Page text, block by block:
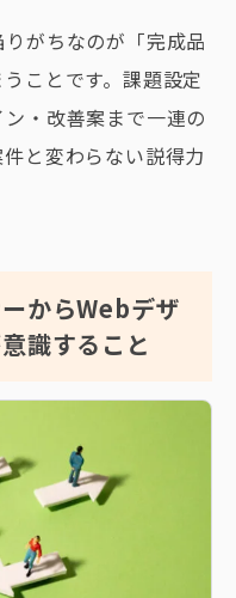
がちなのが「完成品
ことです。課題設定
・改善案まで一連の
と変わらない説得力
からWebデザ
識すること